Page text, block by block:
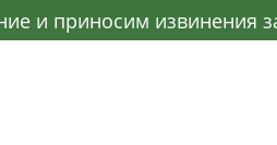
и приносим извинения